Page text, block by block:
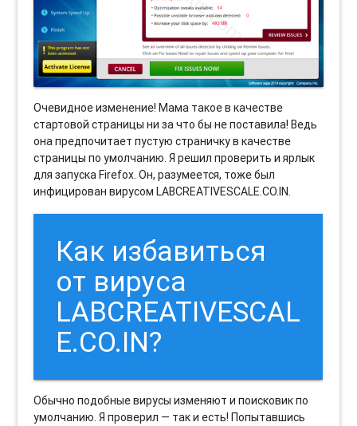
Очевидное изменение! Мама такое в качестве
стартовой страницы ни за что бы не поставила! Ведь
она предпочитает пустую страничку в качестве
страницы по умолчанию. Я решил проверить и ярлык
для запуска Firefox. Он, разумеется, тоже был
инфицирован вирусом LABCREATIVESCALE.CO.IN.
Как избавиться
от вируса
LABCREATIVESCAL
E.CO.IN?
Обычно подобные вирусы изменяют и поисковик по
умолчанию. Я проверил — так и есть! Попытавшись